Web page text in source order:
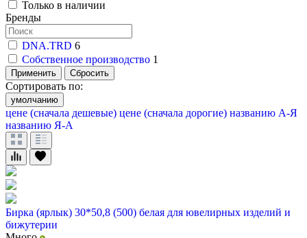
Только в наличии
Бренды
DNA.TRD 6
Собственное производство 1
Применить Сбросить
Сортировать по:
умолчанию
цене (сначала дешевые) цене (сначала дорогие) названию А-Я
названию Я-А
Бирка (ярлык) 30*50,8 (500) белая для ювелирных изделий и
бижутерии